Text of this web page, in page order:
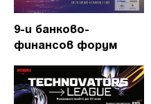
9-и банково-
финансов форум